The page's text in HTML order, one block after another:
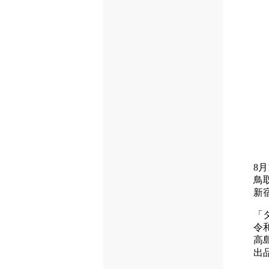
8
鳥
新
令
高
出